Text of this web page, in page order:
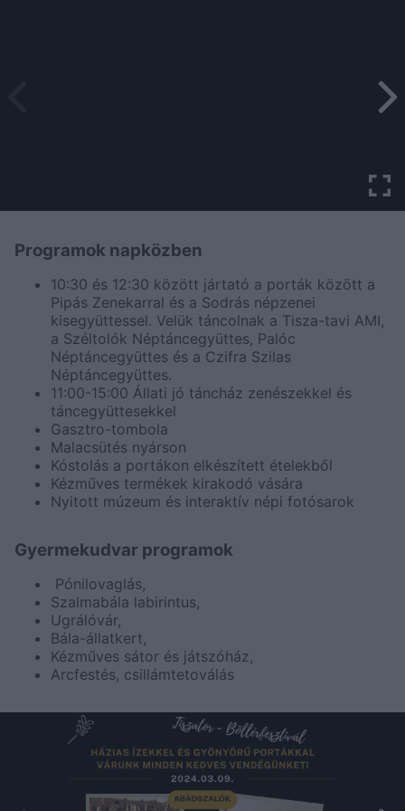
Programok napközben
10:30 és 12:30 között jártató a porták között a
Pipás Zenekarral és a Sodrás népzenei
kisegyüttessel. Velük táncolnak a Tisza-tavi AMI,
a Széltolók Néptáncegyüttes, Palóc
Néptáncegyüttes és a Czifra Szilas
Néptáncegyüttes.
11:00-15:00 Állati jó táncház zenészekkel és
táncegyüttesekkel
Gasztro-tombola
Malacsütés nyárson
Kóstolás a portákon elkészített ételekből
Kézműves termékek kirakodó vására
Nyitott múzeum és interaktív népi fotósarok
Gyermekudvar programok
Pónilovaglás,
Szalmabála labirintus,
Ugrálóvár,
Bála-állatkert,
Kézműves sátor és játszóház,
Arcfestés, csillámtetoválás